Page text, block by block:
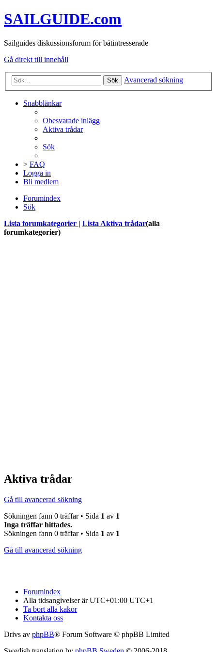
SAILGUIDE.com
Sailguides diskussionsforum för båtintresserade
Gå direkt till innehåll
Sök Avancerad sökning
Snabblänkar
Obesvarade inlägg
Aktiva trådar
Sök
> FAQ
Logga in
Bli medlem
Forumindex
Sök
Lista forumkategorier
Lista Aktiva trådar(alla
forumkategorier)
Aktiva trådar
Gå till avancerad sökning
Sökningen fann 0 träffar • Sida 1 av 1
Inga träffar hittades.
Sökningen fann 0 träffar • Sida 1 av 1
Gå till avancerad sökning
Forumindex
Alla tidsangivelser är UTC+01:00 UTC+1
Ta bort alla kakor
Kontakta oss
Drivs av phpBB® Forum Software © phpBB Limited